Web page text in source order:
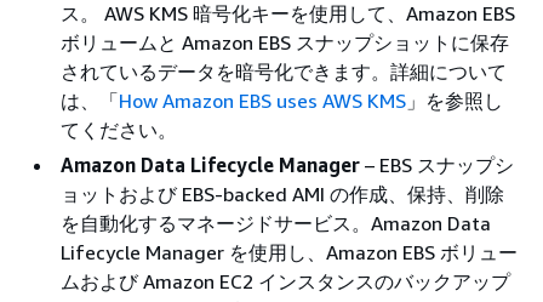
ス。 AWS KMS 暗号化キーを使用して、Amazon EBS
ボリュームと Amazon EBS スナップショットに保存
されているデータを暗号化できます。詳細について
は、「How Amazon EBS uses AWS KMS 」を参照し
てください。
Amazon Data Lifecycle Manager – EBS スナップシ
ョットおよび EBS-backed AMI の作成、保持、削除
を自動化するマネージドサービス。Amazon Data
Lifecycle Manager を使用し、Amazon EBS ボリュー
ムおよび Amazon EC2 インスタンスのバックアップ